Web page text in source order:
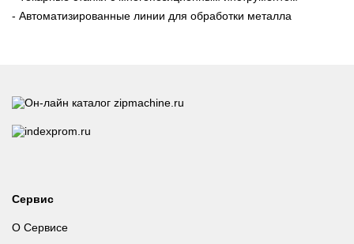
- Автоматизированные линии для обработки металла
Сервис
О Сервисе